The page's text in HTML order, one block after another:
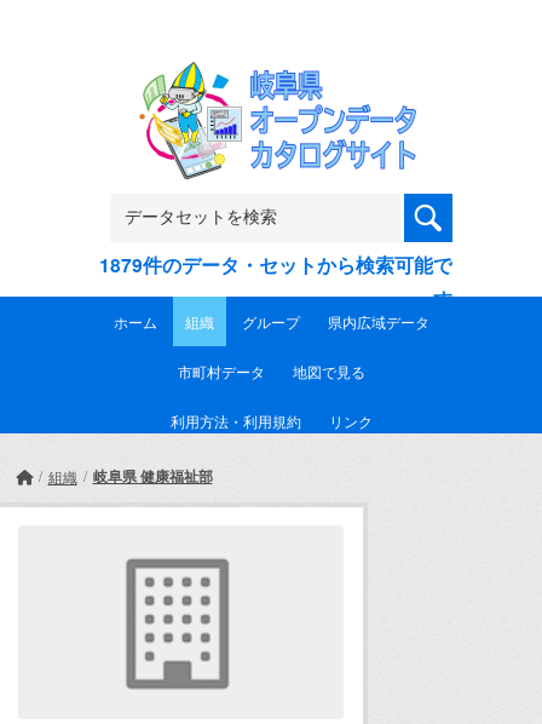
1879件のデータ・セットから検索可能で
す
ホーム 組織 グループ 県内広域データ
市町村データ 地図で見る
利用方法・利用規約 リンク
組織 岐阜県 健康福祉部